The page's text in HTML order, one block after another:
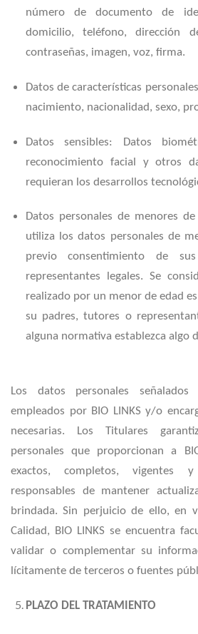
número de documento de
domicilio, teléfono, dirección
contraseñas, imagen, voz, firma.
Datos de características
nacimiento, nacionalidad, sexo,
Datos sensibles: Datos
reconocimiento facial y otros
requieran los desarrollos
Datos personales de menores
utiliza los datos personales de
previo consentimiento de
representantes legales. Se
realizado por un menor de edad
su padres, tutores o
alguna normativa establezca algo
Los datos personales señalados
empleados por BIO LINKS y/o
necesarias. Los Titulares
personales que proporcionan a
exactos, completos, vigentes
responsables de mantener
brindada. Sin perjuicio de ello, en
Calidad, BIO LINKS se encuentra
validar o complementar su
lícitamente de terceros o fuentes
PLAZO DEL TRATAMIENTO